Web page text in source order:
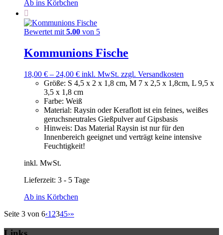
Ab ins Körbchen
Bewertet mit 5.00 von 5
Kommunions Fische
18,00 € – 24,00 € inkl. MwSt. zzgl. Versandkosten
Größe: S 4,5 x 2 x 1,8 cm, M 7 x 2,5 x 1,8cm, L 9,5 x
3,5 x 1,8 cm
Farbe: Weiß
Material: Raysin oder Keraflott ist ein feines, weißes
geruchsneutrales Gießpulver auf Gipsbasis
Hinweis: Das Material Raysin ist nur für den
Innenbereich geeignet und verträgt keine intensive
Feuchtigkeit!
inkl. MwSt.
Lieferzeit: 3 - 5 Tage
Ab ins Körbchen
Seite 3 von 6‹1 2345›»